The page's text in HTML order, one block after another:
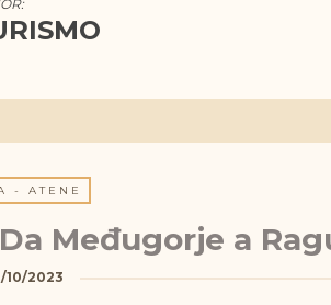
- ATENE
Da Međugorje a
10/2023